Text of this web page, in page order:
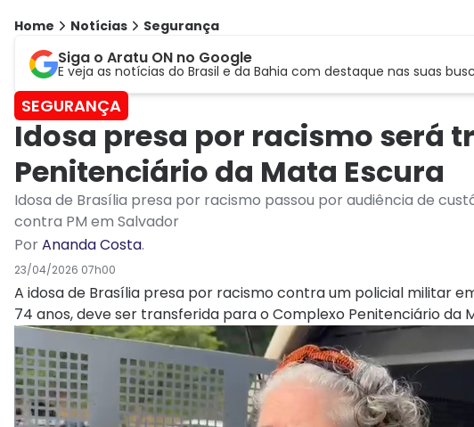
Home Notícias Segurança
Siga o Aratu ON no Google
E veja as notícias do Brasil e da Bahia com destaque nas suas
SEGURANÇA
Idosa presa por racismo será
Penitenciário da Mata Escura
Idosa de Brasília presa por racismo passou por audiência de
contra PM em Salvador
PorAnanda Costa.
23/04/2026 07h00
A idosa de Brasília presa por racismo contra um policial militar
74 anos, deve ser transferida para o Complexo Penitenciário da